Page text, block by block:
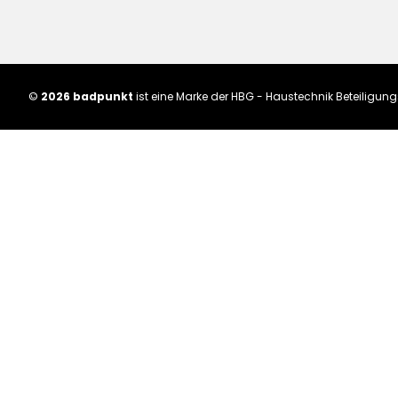
© 2026 badpunkt ist eine Marke der HBG - Haustechnik